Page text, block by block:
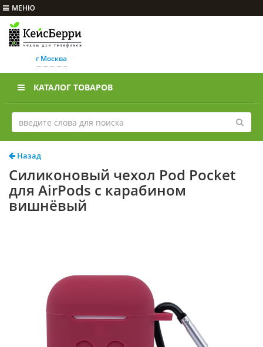
МЕНЮ
г Москва
КАТАЛОГ ТОВАРОВ
Назад
Силиконовый чехол Pod Pocket
для AirPods с карабином
вишнёвый